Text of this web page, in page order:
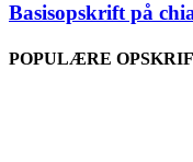
Basisopskrift på
POPULÆRE